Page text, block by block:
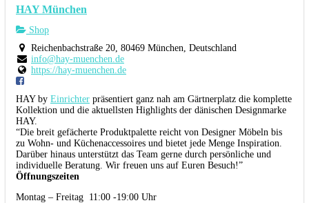
HAY München
Shop
Reichenbachstraße 20, 80469 München, Deutschland
info@hay-muenchen.de
https://hay-muenchen.de
HAY by Einrichter präsentiert ganz nah am Gärtnerplatz die komplette
Kollektion und die aktuellsten Highlights der dänischen Designmarke
HAY.
“Die breit gefächerte Produktpalette reicht von Designer Möbeln bis
zu Wohn- und Küchenaccessoires und bietet jede Menge Inspiration.
Darüber hinaus unterstützt das Team gerne durch persönliche und
individuelle Beratung. Wir freuen uns auf Euren Besuch!”
Öffnungszeiten
Montag – Freitag 11:00 -19:00 Uhr